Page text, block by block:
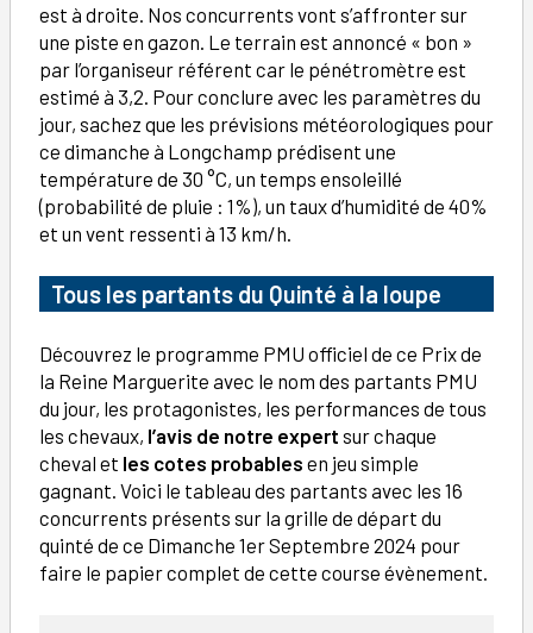
est à droite. Nos concurrents vont s’affronter sur
une piste en gazon. Le terrain est annoncé « bon »
par l’organiseur référent car le pénétromètre est
estimé à 3,2. Pour conclure avec les paramètres du
jour, sachez que les prévisions météorologiques pour
ce dimanche à Longchamp prédisent une
température de 30 °C, un temps ensoleillé
(probabilité de pluie : 1%), un taux d’humidité de 40%
et un vent ressenti à 13 km/h.
Tous les partants du Quinté à la loupe
Découvrez le programme PMU officiel de ce Prix de
la Reine Marguerite avec le nom des partants PMU
du jour, les protagonistes, les performances de tous
les chevaux, l’avis de notre expert sur chaque
cheval et les cotes probables en jeu simple
gagnant. Voici le tableau des partants avec les 16
concurrents présents sur la grille de départ du
quinté de ce Dimanche 1er Septembre 2024 pour
faire le papier complet de cette course évènement.